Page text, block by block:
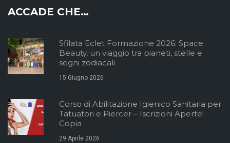
ACCADE CHE…
Sfilata Eclet Formazione 2026: Space
Beauty, un viaggio tra pianeti, stelle e
segni zodiacali
15 Giugno 2026
Corso di Abilitazione Igienico Sanitaria per
Tatuatori e Piercer – Iscrizioni Aperte!
Copia
29 Aprile 2026